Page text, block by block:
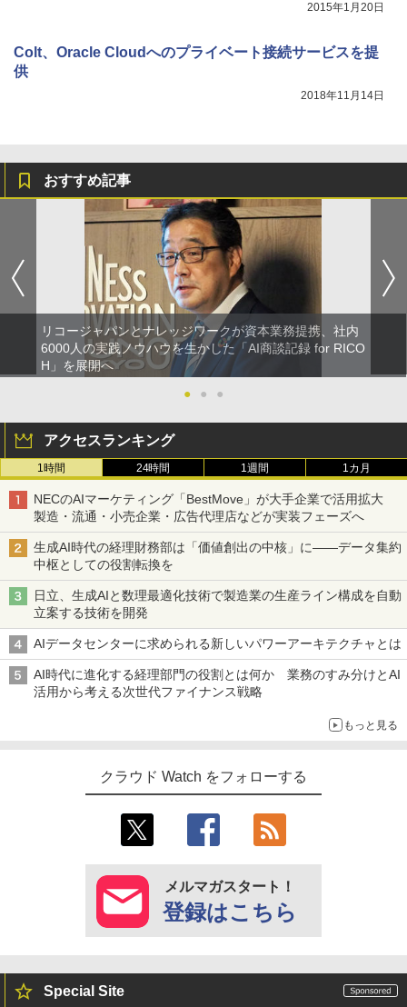
2015年1月20日
Colt、Oracle Cloudへのプライベート接続サービスを提
供
2018年11月14日
おすすめ記事
リコージャパンとナレッジワークが資本業務提携、社内
6000人の実践ノウハウを生かした「AI商談記録 for RICO
H」を展開へ
●
● ●
アクセスランキング
1時間 24時間 1週間 1カ月
NECのAIマーケティング「BestMove」が大手企業で活用拡大
製造・流通・小売企業・広告代理店などが実装フェーズへ
生成AI時代の経理財務部は「価値創出の中核」に――データ集約
中枢としての役割転換を
日立、生成AIと数理最適化技術で製造業の生産ライン構成を自動
立案する技術を開発
AIデータセンターに求められる新しいパワーアーキテクチャとは
AI時代に進化する経理部門の役割とは何か 業務のすみ分けとAI
活用から考える次世代ファイナンス戦略
もっと見る
クラウド Watch をフォローする
メルマガスタート！
登録はこちら
Special Site